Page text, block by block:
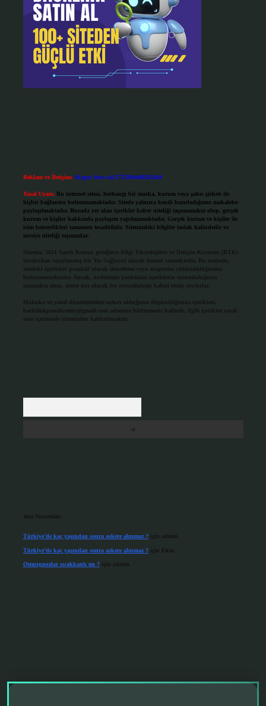
Reklam ve İletişim: Skype: live:.cid.575569c608265c69
Yasal Uyarı: Bu internet sitesi, herhangi bir marka, kurum veya şahıs şirketi ile
hiçbir bağlantısı bulunmamaktadır. Sitede yalnızca kendi hazırladığımız makaleler
paylaşılmaktadır. Burada yer alan içerikler haber niteliği taşımamakta olup, gerçek
kurum ve kişiler hakkında paylaşım yapılmamaktadır. Gerçek kurum ve kişiler ile
isim benzerlikleri tamamen tesadüfidir. Sitemizdeki bilgiler taslak halindedir ve
tavsiye niteliği taşımazlar.
Sitemiz, 5651 Sayılı Kanun gereğince Bilgi Teknolojileri ve İletişim Kurumu (BTK)
tarafından onaylanmış bir Yer Sağlayıcı olarak hizmet vermektedir. Bu nedenle,
sitedeki içerikleri proaktif olarak denetleme veya araştırma yükümlülüğümüz
bulunmamaktadır. Ancak, üyelerimiz yazdıkları içeriklerin sorumluluğunu
taşımakta olup, siteye üye olarak bu sorumluluğu kabul etmiş sayılırlar.
Hukuka ve yasal düzenlemelere aykırı olduğunu düşündüğünüz içerikleri,
backlinkpanelicomtr@gmail.com adresine bildirmeniz halinde, ilgili içerikler yasal
süre içerisinde sitemizden kaldırılacaktır.
Son Yorumlar
Türkiye’de kaç yaşından sonra askere alınmaz ?için admin
Türkiye’de kaç yaşından sonra askere alınmaz ?için Ekin
Omurgasızlar sıcakkanlı mı ?için admin